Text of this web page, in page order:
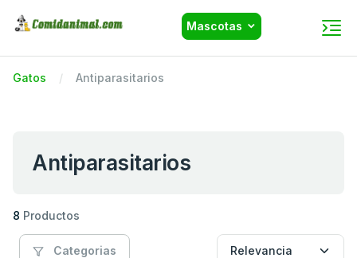
Mascotas
Gatos Antiparasitarios
Antiparasitarios
8 Productos
Categorias